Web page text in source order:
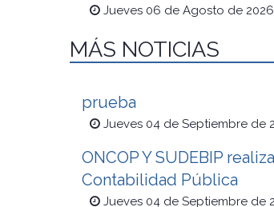
Jueves 06 de Agosto de 2026
MÁS NOTICIAS
prueba
Jueves 04 de Septiembre de
ONCOP Y SUDEBIP
Contabilidad Pública
Jueves 04 de Septiembre de